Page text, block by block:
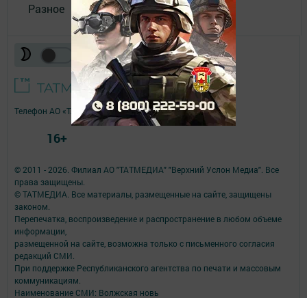
Разное
© 2011 - 2026. Филиал АО "ТАТМЕДИА" "Верхний Услон Медиа". Все
права защищены.
© ТАТМЕДИА. Все материалы, размещенные на сайте, защищены
законом.
Перепечатка, воспроизведение и распространение в любом объеме
информации,
размещенной на сайте, возможна только с письменного согласия
редакций СМИ.
При поддержке Республиканского агентства по печати и массовым
коммуникациям.
Наименование СМИ: Волжская новь
Телефон АО «ТАТМЕДИА»:(843) 222 09 84
16+